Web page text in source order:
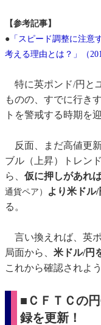
【参考記事】
● 「スピード調整に注意
考える理由とは？」（
特に英ポンド/円と
ものの、すでに行き
トを警戒する時期を
反面、まだ高値更
ブル（上昇）トレン
ら、 仮に押しがあれ
通貨ペア）
より米ドル
る。
言い換えれば、英
局面から、 米ドル/円
これから確認されよう
■ＣＦＴＣの
録を更新！